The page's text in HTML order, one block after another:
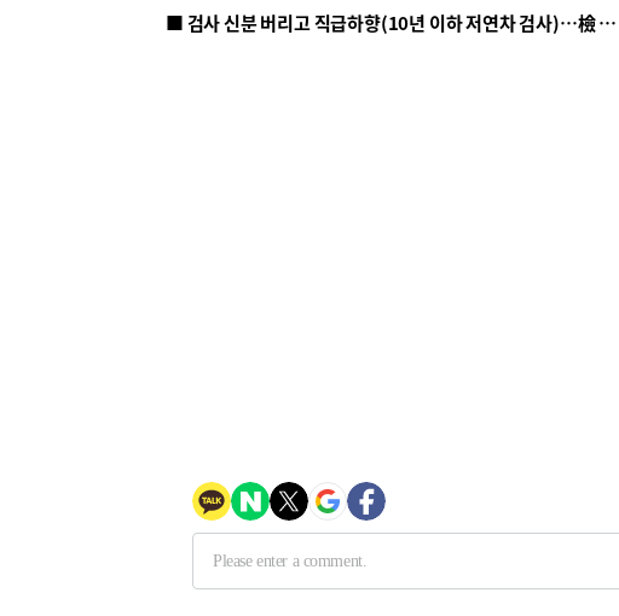
■ 검사 신분 버리고 직급하향(10년 이하 저연차 검사)…檢 중수청행 기피